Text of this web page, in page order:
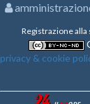
Registrazione
privacy & cookie